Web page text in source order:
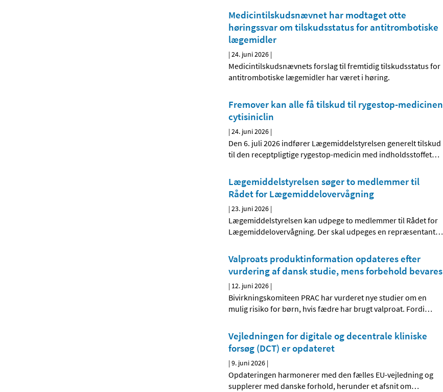
Medicintilskudsnævnet har modtaget otte
høringssvar om tilskudsstatus for antitrombotiske
lægemidler
|24. juni 2026 |
Medicintilskudsnævnets forslag til fremtidig tilskudsstatus for
antitrombotiske lægemidler har været i høring.
Fremover kan alle få tilskud til rygestop-medicinen
cytisiniclin
|24. juni 2026 |
Den 6. juli 2026 indfører Lægemiddelstyrelsen generelt tilskud
til den receptpligtige rygestop-medicin med indholdsstoffet…
Lægemiddelstyrelsen søger to medlemmer til
Rådet for Lægemiddelovervågning
|23. juni 2026 |
Lægemiddelstyrelsen kan udpege to medlemmer til Rådet for
Lægemiddelovervågning. Der skal udpeges en repræsentant…
Valproats produktinformation opdateres efter
vurdering af dansk studie, mens forbehold bevares
| 12. juni 2026 |
Bivirkningskomiteen PRAC har vurderet nye studier om en
mulig risiko for børn, hvis fædre har brugt valproat. Fordi…
Vejledningen for digitale og decentrale kliniske
forsøg (DCT) er opdateret
|9. juni 2026 |
Opdateringen harmonerer med den fælles EU-vejledning og
supplerer med danske forhold, herunder et afsnit om…